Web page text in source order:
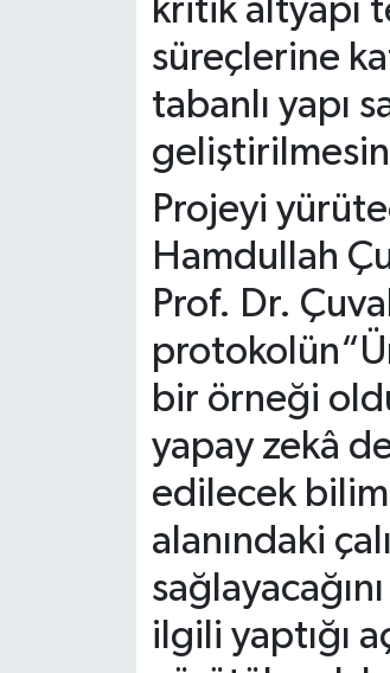
kritik altyapı
süreçlerine
tabanlı yapı
Projeyi
Hamdullah
Prof. Dr.
protokolün
bir örneği
yapay zekâ
edilecek
alanındaki
ilgili yaptığı